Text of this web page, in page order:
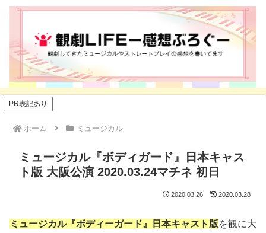
PR表記あり
ホーム ミュージカル
ミュージカル『ボディガード』日本キャス
ト版 大阪公演 2020.03.24マチネ 初日
2020.03.26 2020.03.28
ミュージカル『ボディーガード』日本キャスト版を観に大